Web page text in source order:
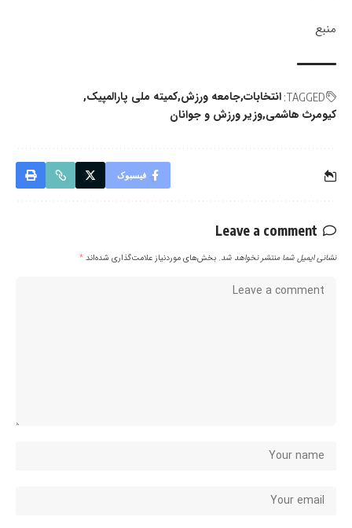
منبع
TAGGED: انتخاباتجامعه ورزش کمیته ملی پارالمپیک
کیومرث هاشمی وزیر ورزش و جوانان
فیسبوک
Leave a comment
نشانی ایمیل شما منتشر نخواهد شد. بخش‌های موردنیاز علامت‌گذاری شده‌اند*